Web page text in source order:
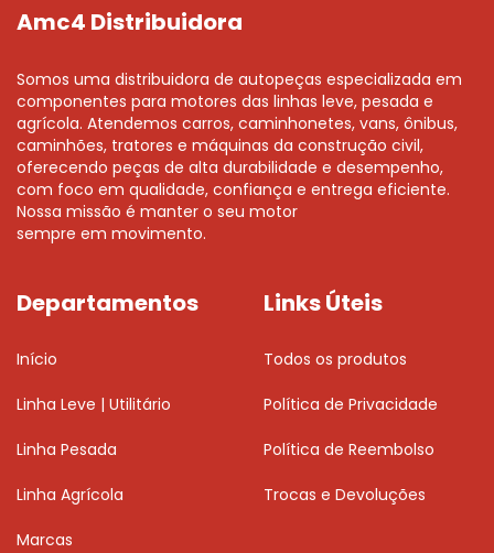
Amc4 Distribuidora
Somos uma distribuidora de autopeças especializada em
componentes para motores das linhas leve, pesada e
agrícola. Atendemos carros, caminhonetes, vans, ônibus,
caminhões, tratores e máquinas da construção civil,
oferecendo peças de alta durabilidade e desempenho,
com foco em qualidade, confiança e entrega eficiente.
Nossa missão é manter o seu motor
sempre em movimento.
Departamentos
Início
Linha Leve | Utilitário
Linha Pesada
Linha Agrícola
Marcas
Links Úteis
Todos os produtos
Política de Privacidade
Política de Reembolso
Trocas e Devoluções